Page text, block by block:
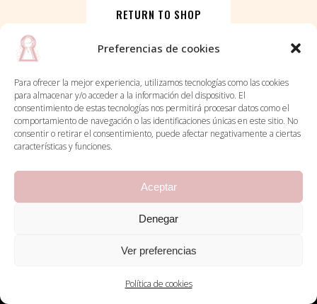
Preferencias de cookies
Para ofrecer la mejor experiencia, utilizamos tecnologías como las cookies
para almacenar y/o acceder a la información del dispositivo. El
consentimiento de estas tecnologías nos permitirá procesar datos como el
comportamiento de navegación o las identificaciones únicas en este sitio. No
consentir o retirar el consentimiento, puede afectar negativamente a ciertas
características y funciones.
Aceptar
Denegar
Ver preferencias
Política de cookies
RETURN TO SHOP
Política de cookies
Política de privacidad
contacto@evamartinmusic.com